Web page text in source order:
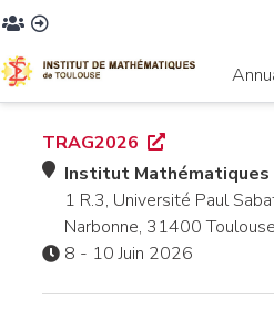
TRAG2026
Institut Mathématiques
1 R.3, Université Paul
Narbonne, 31400 Toulouse
8 - 10 Juin 2026